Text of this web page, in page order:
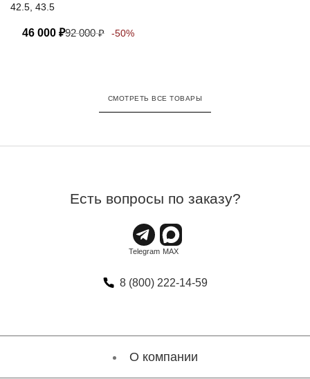
42.5, 43.5
46 000 ₽92 000₽ -50%
СМОТРЕТЬ ВСЕ ТОВАРЫ
Есть вопросы по заказу?
8 (800) 222-14-59
О компании